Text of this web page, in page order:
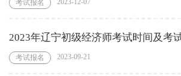
考试报名 2023-12-07
2023年辽宁初级经济师考试时间及考
考试报名 2023-09-21